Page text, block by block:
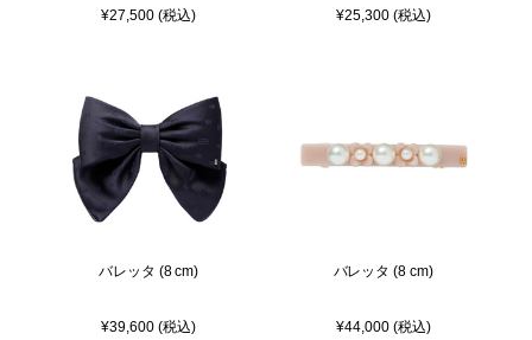
¥27,500 (税込) ¥25,300 (税込)
バレッタ (8 cm)
¥39,600 (税込)
バレッタ (8 cm)
¥44,000 (税込)